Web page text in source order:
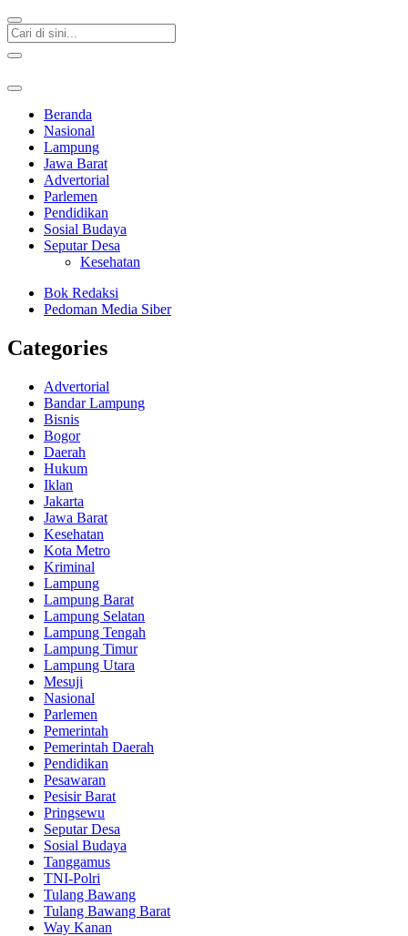
Beranda
Nasional
Lampung
Jawa Barat
Advertorial
Parlemen
Pendidikan
Sosial Budaya
Seputar Desa
Kesehatan
Bok Redaksi
Pedoman Media Siber
Categories
Advertorial
Bandar Lampung
Bisnis
Bogor
Daerah
Hukum
Iklan
Jakarta
Jawa Barat
Kesehatan
Kota Metro
Kriminal
Lampung
Lampung Barat
Lampung Selatan
Lampung Tengah
Lampung Timur
Lampung Utara
Mesuji
Nasional
Parlemen
Pemerintah
Pemerintah Daerah
Pendidikan
Pesawaran
Pesisir Barat
Pringsewu
Seputar Desa
Sosial Budaya
Tanggamus
TNI-Polri
Tulang Bawang
Tulang Bawang Barat
Way Kanan